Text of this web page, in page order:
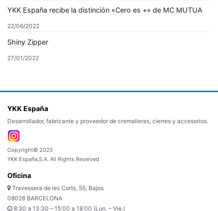
YKK España recibe la distinción «Cero es +» de MC MUTUA
22/06/2022
Shiny Zipper
27/01/2022
YKK España
Desarrollador, fabricante y proveedor de cremalleras, cierres y accesorios.
Copyright© 2025
YKK España,S.A. All Rights Reserved
Oficina
Travessera de les Corts, 55, Bajos
08028 BARCELONA
8:30 a 13:30 – 15:00 a 18:00 (Lun. – Vie.)